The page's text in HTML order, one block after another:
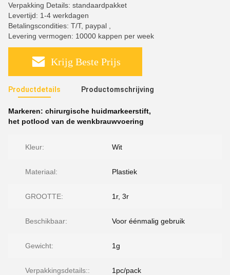
Verpakking Details: standaardpakket
Levertijd: 1-4 werkdagen
Betalingscondities: T/T, paypal ,
Levering vermogen: 10000 kappen per week
Krijg Beste Prijs
Productdetails Productomschrijving
Markeren: chirurgische huidmarkeerstift,
het potlood van de wenkbrauwvoering
Kleur: Wit
Materiaal: Plastiek
GROOTTE: 1r, 3r
Beschikbaar: Voor éénmalig gebruik
Gewicht: 1g
Verpakkingsdetails:: 1pc/pack